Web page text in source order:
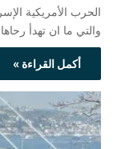
الحرب الأمريكية
والتي ما ان تهدأ
أكمل القراءة »